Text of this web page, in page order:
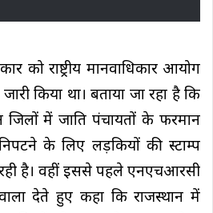
को राष्ट्रीय मानवाधिकार आयोग
किया था। बताया जा रहा है कि
जिलों में जाति पंचायतों के फरमान
के लिए लड़कियों की स्टाम्प
है। वहीं इससे पहले एनएचआरसी
देते हुए कहा कि राजस्थान में